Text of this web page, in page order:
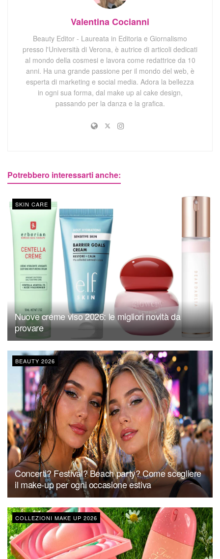
Valentina Cocianni
Beauty Editor - Laureata in Editoria e Giornalismo
presso l'Università di Verona, è autrice di articoli dedicati
al mondo della cosmesi e lavora come redattrice da 10
anni. Ha una grande passione per il mondo del web, è
esperta di marketing e social media. Adora la bellezza
in ogni sua forma, dal make up al cake design,
passando per la danza e la grafica.
Potrebbero interessarti anche:
SKIN CARE
Nuove creme viso 2026: le migliori novità da
provare
BEAUTY 2026
Concerti? Festival? Beach party? Come scegliere
il make-up per ogni occasione estiva
COLLEZIONI MAKE UP 2026